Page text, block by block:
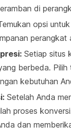
di
opsi
perangkat
Setiap situs
berbeda.
kebutuhan
Setelah Anda
proses
dan